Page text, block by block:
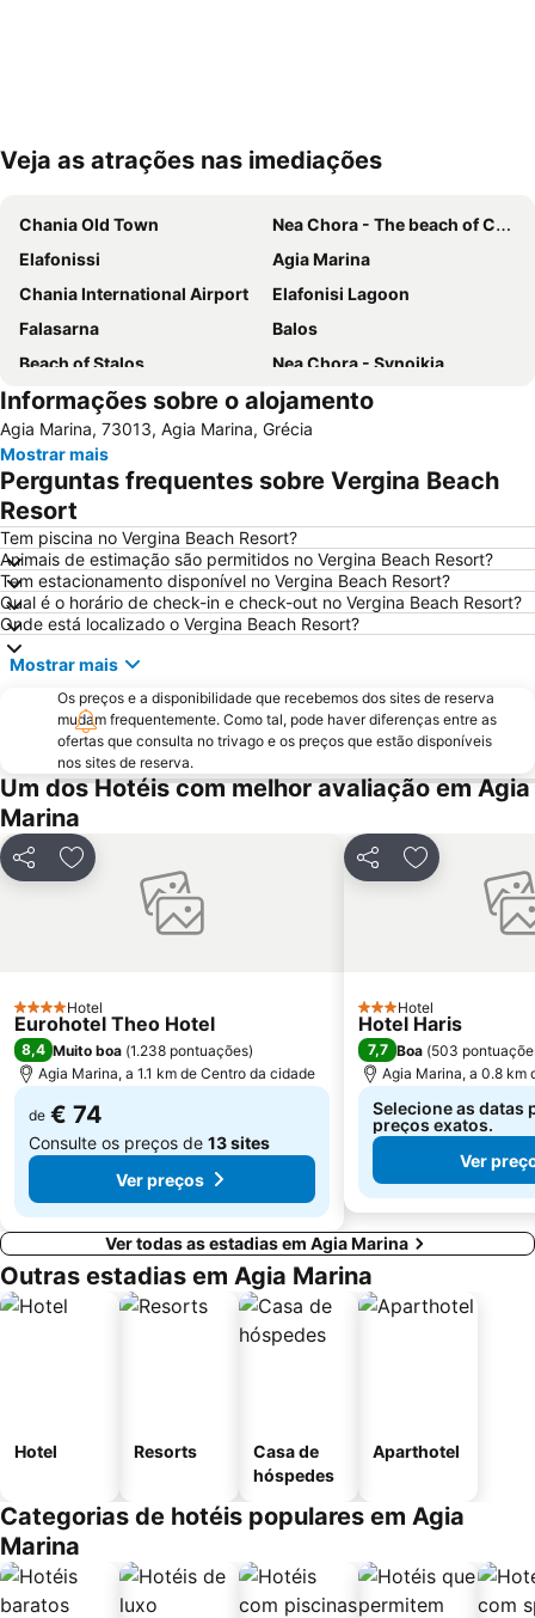
Ampliar mapa
Veja as atrações nas imediações
Chania Old Town
Nea Chora - The beach of Chania
Elafonissi
Agia Marina
Chania International Airport
Elafonisi Lagoon
Falasarna
Balos
Beach of Stalos
Nea Chora - Synoikia
Kolymbari
Lissos
Beach of Maleme
Halepa
Kavros
Elafonisos
Dikastiria
Almyrida
Kissamos Port
Georgioupolis
Lake Kournas
Giaourtoplimmira
Agii Apostoli
Kiani Akti
Topolia Gorge
Vamos Traditional Village
Informações sobre o alojamento
Agia Marina, 73013, Agia Marina, Grécia
Mostrar mais
Perguntas frequentes sobre Vergina Beach
Resort
Tem piscina no Vergina Beach Resort?
Animais de estimação são permitidos no Vergina Beach Resort?
Tem estacionamento disponível no Vergina Beach Resort?
Qual é o horário de check-in e check-out no Vergina Beach Resort?
Onde está localizado o Vergina Beach Resort?
Mostrar mais
Os preços e a disponibilidade que recebemos dos sites de reserva
mudam frequentemente. Como tal, pode haver diferenças entre as
ofertas que consulta no trivago e os preços que estão disponíveis
nos sites de reserva.
Um dos Hotéis com melhor avaliação em Agia
Marina
PartilharAdicionar aos favoritos
4 Estrelas
Hotel
Eurohotel Theo Hotel
8,4 Muito boa (1.238 pontuações)
Agia Marina, a 1.1 km de Centro da cidade
de € 74
Consulte os preços de 13 sites
Ver preços
PartilharAdicionar
3 Estrelas
Hotel
Hotel Haris
7,7 Boa (503
Agia Marina, a 0.8 km
Selecione as datas
preços exatos.
Ver
Ver todas as estadias em Agia Marina
Outras estadias em Agia Marina
Hotel Resorts
Casa de
hóspedes
Aparthotel
Categorias de hotéis populares em Agia
Marina